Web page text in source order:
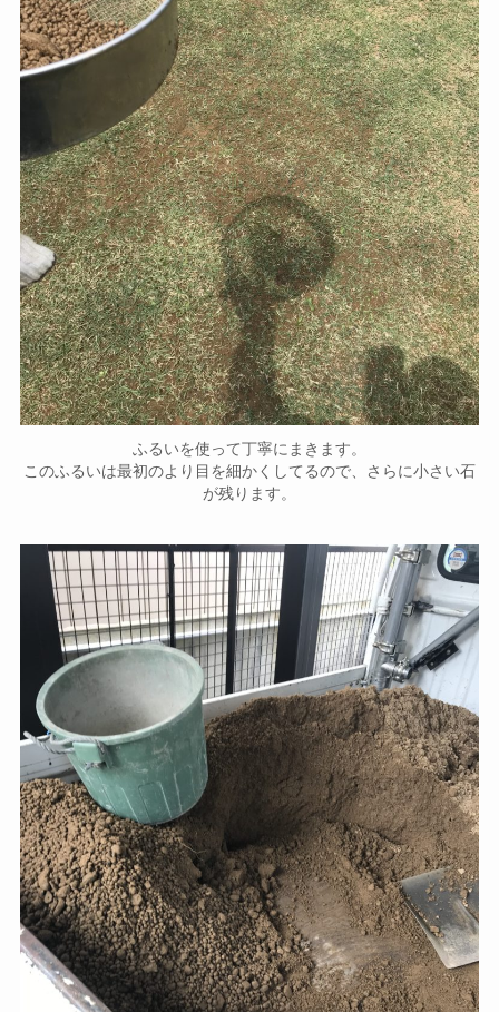
ふるいを使って丁寧にまきます。
このふるいは最初のより目を細かくしてるので、さらに小さい石
が残ります。